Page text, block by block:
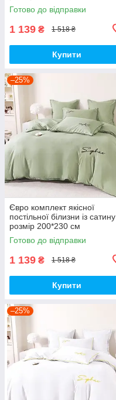
Готово до відправки
1 139 ₴ 1 518 ₴
Купити
–25%
Євро комплект якісної
постільної білизни із сатину
розмір 200*230 см
Готово до відправки
1 139 ₴ 1 518 ₴
Купити
–25%